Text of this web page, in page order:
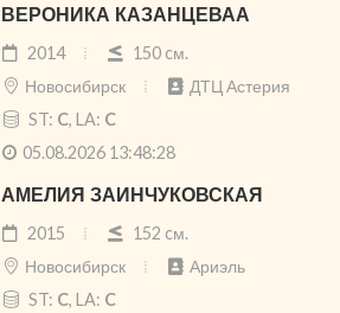
ВЕРОНИКА КАЗАНЦЕВАА
2014
150 cм.
Новосибирск
ДТЦ Астерия
ST: C, LA: C
05.08.2026 13:48:28
АМЕЛИЯ ЗАИНЧУКОВСКАЯ
2015
152 cм.
Новосибирск
Ариэль
ST: C, LA: C